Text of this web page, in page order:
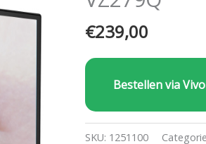
€239,00
Bestellen via
SKU: 1251100